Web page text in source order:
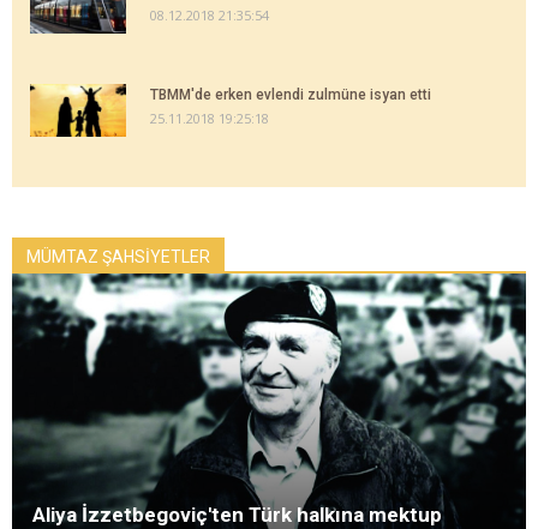
08.12.2018 21:35:54
TBMM'de erken evlendi zulmüne isyan etti
25.11.2018 19:25:18
MÜMTAZ ŞAHSİYETLER
Aliya İzzetbegoviç'ten Türk halkına mektup